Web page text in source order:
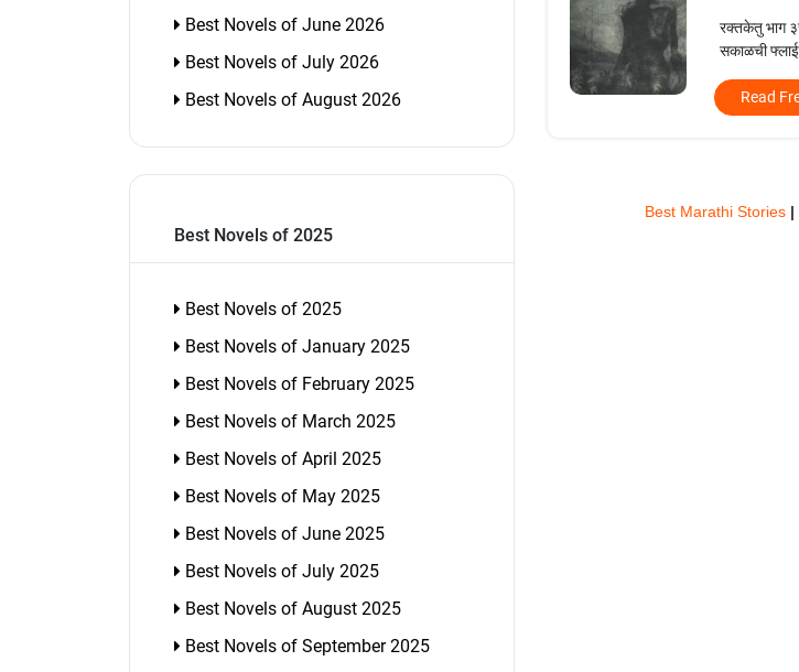
Best Novels of June 2026
Best Novels of July 2026
Best Novels of August 2026
Best Novels of 2025
Best Novels of 2025
Best Novels of January 2025
Best Novels of February 2025
Best Novels of March 2025
Best Novels of April 2025
Best Novels of May 2025
Best Novels of June 2025
Best Novels of July 2025
Best Novels of August 2025
Best Novels of September 2025
रक्तकेतु भाग
सकाळची
Read
Best Marathi Stories |